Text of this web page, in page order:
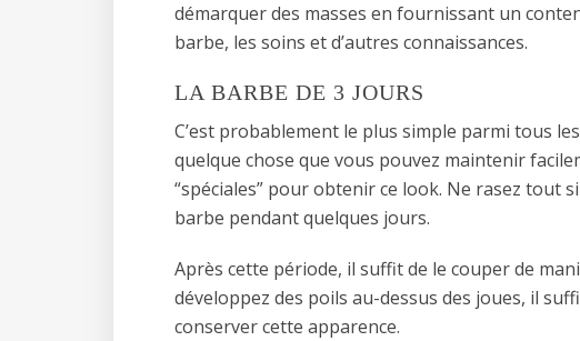
démarquer des masses en fournissant un
barbe, les soins et d’autres connaissances.
LA BARBE DE 3 JOURS
C’est probablement le plus simple parmi tous
quelque chose que vous pouvez maintenir
“spéciales” pour obtenir ce look. Ne rasez tout
barbe pendant quelques jours.
Après cette période, il suffit de le couper de
développez des poils au-dessus des joues, il
conserver cette apparence.